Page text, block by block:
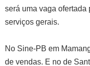
será uma vaga
serviços gerais.
No Sine-PB em
de vendas. E no de